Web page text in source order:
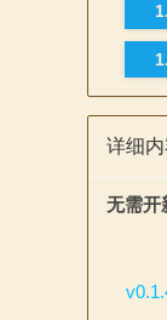
详细
无需开